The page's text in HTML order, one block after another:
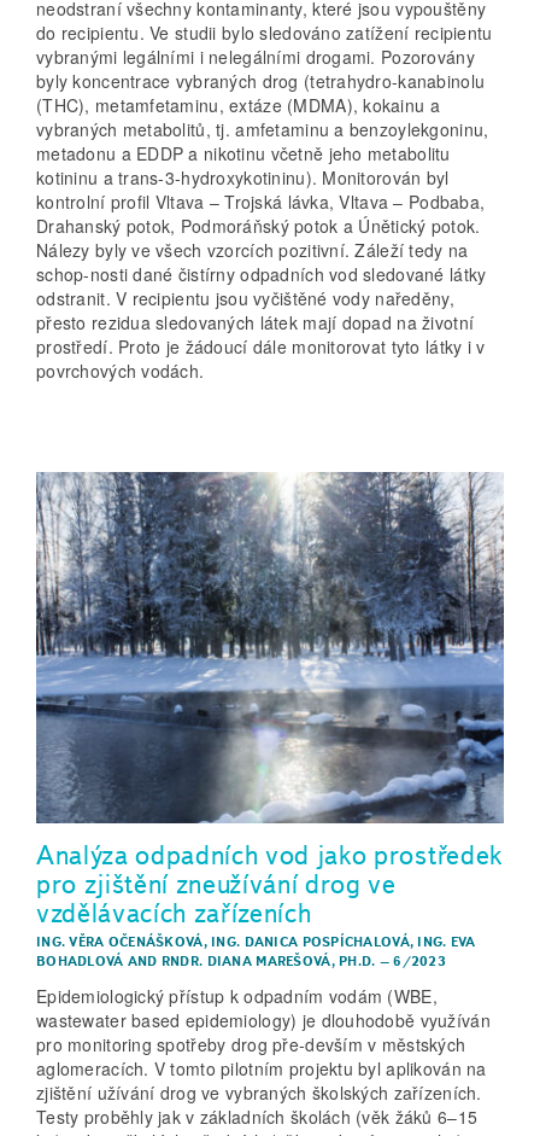
neodstraní všechny kontaminanty, které jsou vypouštěny
do recipientu. Ve studii bylo sledováno zatížení recipientu
vybranými legálními i nelegálními drogami. Pozorovány
byly koncentrace vybraných drog (tetrahydro-kanabinolu
(THC), metamfetaminu, extáze (MDMA), kokainu a
vybraných metabolitů, tj. amfetaminu a benzoylekgoninu,
metadonu a EDDP a nikotinu včetně jeho metabolitu
kotininu a trans-3-hydroxykotininu). Monitorován byl
kontrolní profil Vltava – Trojská lávka, Vltava – Podbaba,
Drahanský potok, Podmoráňský potok a Únětický potok.
Nálezy byly ve všech vzorcích pozitivní. Záleží tedy na
schop-nosti dané čistírny odpadních vod sledované látky
odstranit. V recipientu jsou vyčištěné vody naředěny,
přesto rezidua sledovaných látek mají dopad na životní
prostředí. Proto je žádoucí dále monitorovat tyto látky i v
povrchových vodách.
Analýza odpadních vod jako prostředek
pro zjištění zneužívání drog ve
vzdělávacích zařízeních
ING. VĚRA OČENÁŠKOVÁ, ING. DANICA POSPÍCHALOVÁ, ING. EVA
BOHADLOVÁ AND RNDR. DIANA MAREŠOVÁ, PH.D. –6/2023
Epidemiologický přístup k odpadním vodám (WBE,
wastewater based epidemiology) je dlouhodobě využíván
pro monitoring spotřeby drog pře-devším v městských
aglomeracích. V tomto pilotním projektu byl aplikován na
zjištění užívání drog ve vybraných školských zařízeních.
Testy proběhly jak v základních školách (věk žáků 6–15